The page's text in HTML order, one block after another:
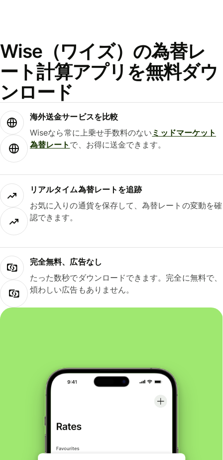
Wise（ワイズ）の為替レ
ート計算アプリを無料ダウ
ンロード
海外送金サービスを比較
Wiseなら常に上乗せ手数料のない ミッドマーケット
為替レート で、お得に送金できます。
リアルタイム為替レートを追跡
お気に入りの通貨を保存して、為替レートの変動を確
認できます。
完全無料、広告なし
たった数秒でダウンロードできます。完全に無料で、
煩わしい広告もありません。